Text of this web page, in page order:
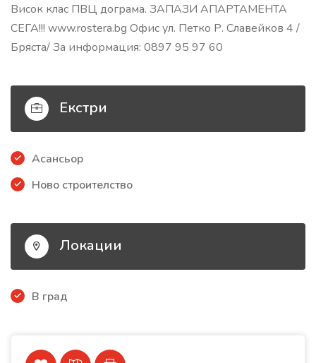
Висок клас ПВЦ дограма. ЗАПАЗИ АПАРТАМЕНТА
СЕГА!!! www.rostera.bg Офис ул. Петко Р. Славейков 4 /
Бряста/ За информация: 0897 95 97 60
Екстри
Асансьор
Ново строителство
Локации
В град